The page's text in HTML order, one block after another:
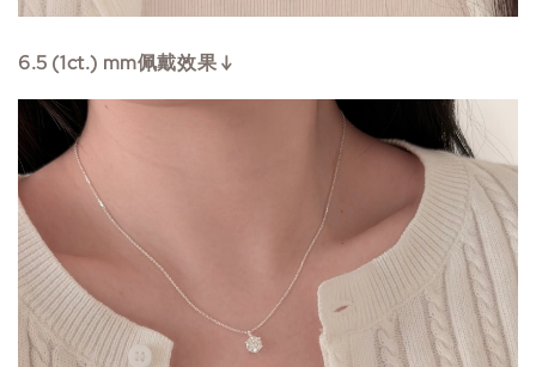
6.5 (1ct.) mm佩戴效果 ↓